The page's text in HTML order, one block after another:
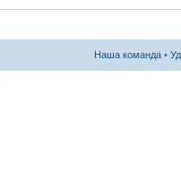
Наша команда •